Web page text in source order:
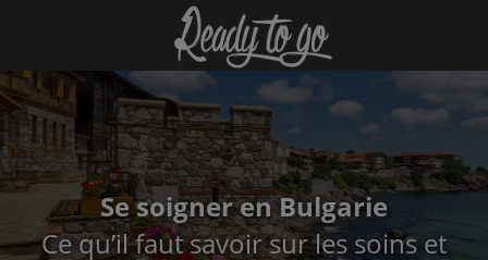
Se soigner en Bulgarie
Ce qu’il faut savoir sur les soins et